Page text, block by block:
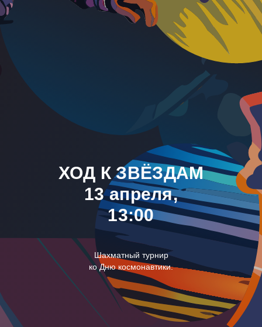
ХОД К ЗВЁЗДАМ
13 апреля,
13:00
Шахматный турнир
ко Дню космонавтики.